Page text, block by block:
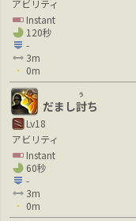
アビリティ
Instant
120秒
-
3m
0m
だまし討
う
ち
Lv18
アビリティ
Instant
60秒
-
3m
0m